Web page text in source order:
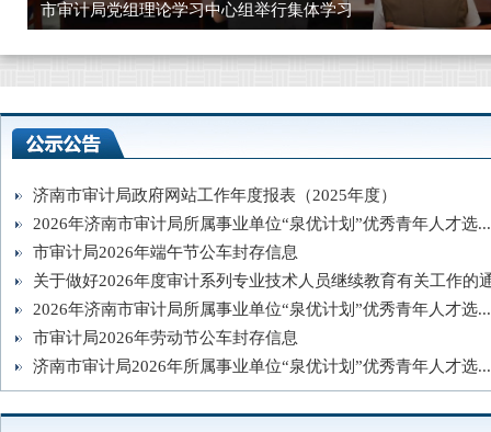
习中心组举行集体学习
济南市审计局政府网站工作年度报表（2025年度）
2026年济南市审计局所属事业单位“泉优计划”优秀青年人才选...
市审计局2026年端午节公车封存信息
关于做好2026年度审计系列专业技术人员继续教育有关工作的
2026年济南市审计局所属事业单位“泉优计划”优秀青年人才选...
市审计局2026年劳动节公车封存信息
济南市审计局2026年所属事业单位“泉优计划”优秀青年人才选...